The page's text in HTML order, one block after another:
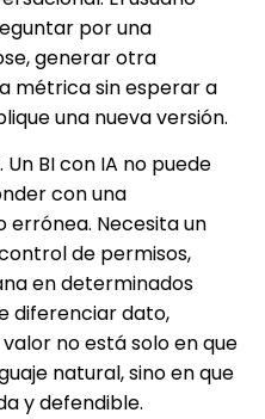
por una
generar otra
métrica sin esperar a
una nueva versión.
BI con IA no puede
con una
Necesita un
de permisos,
en determinados
diferenciar dato,
no está solo en que
natural, sino en que
y defendible.